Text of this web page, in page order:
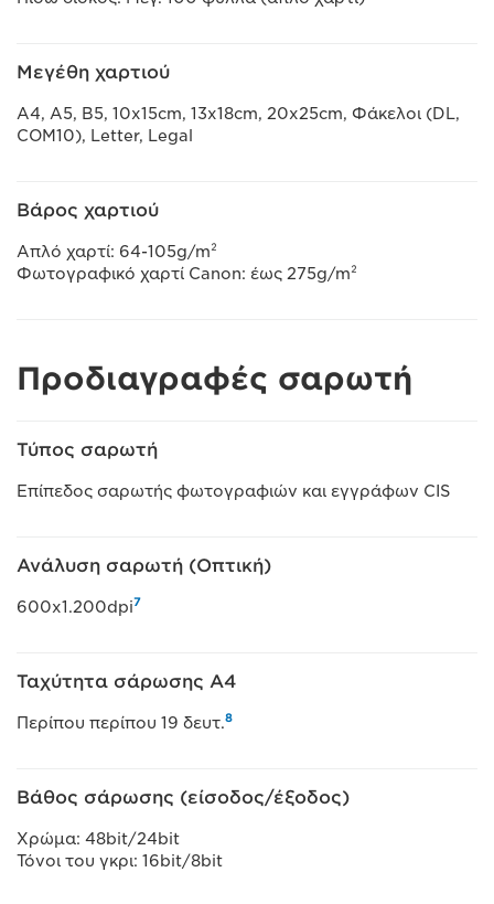
Μεγέθη χαρτιού
A4, A5, B5, 10x15cm, 13x18cm, 20x25cm, Φάκελοι (DL,
COM10), Letter, Legal
Βάρος χαρτιού
Απλό χαρτί: 64-105g/m²
Φωτογραφικό χαρτί Canon: έως 275g/m²
Προδιαγραφές σαρωτή
Τύπος σαρωτή
Επίπεδος σαρωτής φωτογραφιών και εγγράφων CIS
Ανάλυση σαρωτή (Οπτική)
600x1.200dpi7
Ταχύτητα σάρωσης A4
Περίπου περίπου 19 δευτ.8
Βάθος σάρωσης (είσοδος/έξοδος)
Χρώμα: 48bit/24bit
Τόνοι του γκρι: 16bit/8bit